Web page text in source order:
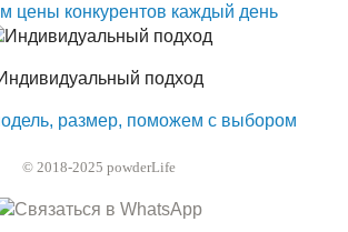
цены конкурентов каждый день
подход
размер, поможем с выбором
© 2018-2025 powderLife